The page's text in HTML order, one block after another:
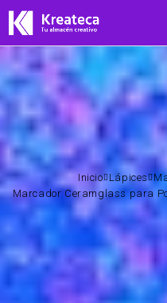
Inicio Lápices
Marcador Ceramglass para